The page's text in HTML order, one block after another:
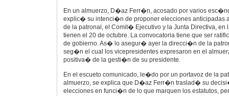
En un almuerzo, D�az Ferr�n, acosado por varios
explic� su intenci�n de proponer elecciones anticipadas
de la patronal, el Comit� Ejecutivo y la Junta Directiva,
tienen el 20 de octubre. La convocatoria tiene que ser
de gobierno. As� lo asegur� ayer la direcci�n de la
seg�n el cual los vicepresidentes expresaron en el
positiva� de la gesti�n de su presidente.
En el escueto comunicado, le�do por un portavoz de la
almuerzo, se explica que D�az Ferr�n traslad� su
elecciones en funci�n de lo que marquen los estatutos,